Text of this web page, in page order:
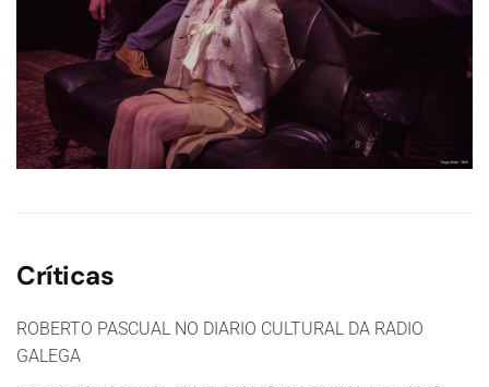
Críticas
ROBERTO PASCUAL NO DIARIO CULTURAL DA RADIO
GALEGA